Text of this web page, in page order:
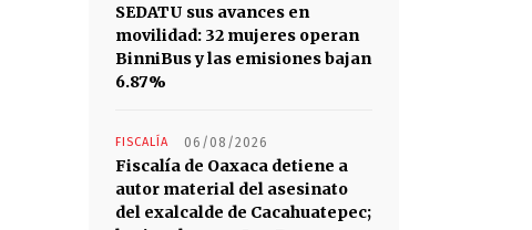
SEDATU sus avances en
movilidad: 32 mujeres operan
BinniBus y las emisiones bajan
6.87%
FISCALÍA 06/08/2026
Fiscalía de Oaxaca detiene a
autor material del asesinato
del exalcalde de Cacahuatepec;